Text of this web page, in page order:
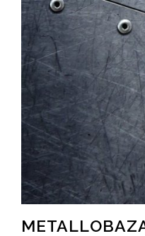
Перейти к содержимому